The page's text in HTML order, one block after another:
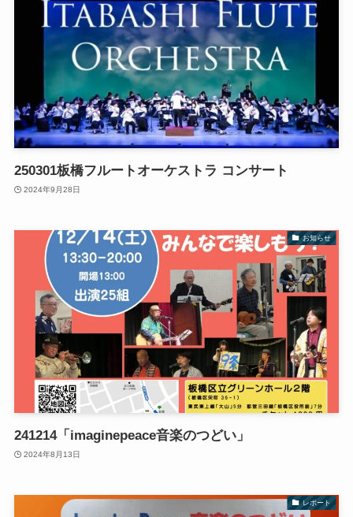
250301板橋フルートオーケストラ コンサート
2024年9月28日
お知らせ
241214「imaginepeace音楽のつどい」
2024年8月13日
レポート